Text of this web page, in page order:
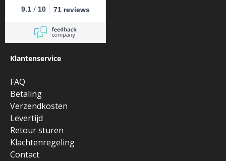
9.1 / 10 71 reviews
Klantenservice
FAQ
Betaling
Verzendkosten
Levertijd
Retour sturen
Klachtenregeling
Contact